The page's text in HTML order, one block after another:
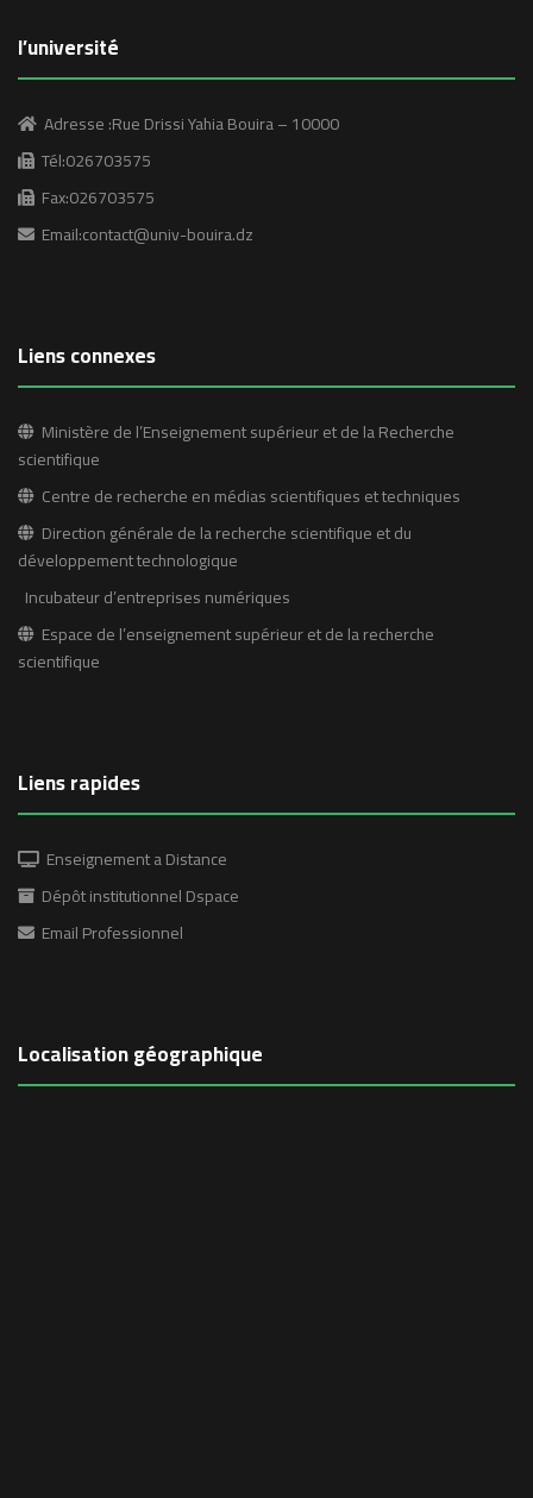
l’université
Adresse :Rue Drissi Yahia Bouira – 10000
Tél:026703575
Fax:026703575
Email:contact@univ-bouira.dz
Liens connexes
Ministère de l’Enseignement supérieur et de la Recherche
scientifique
Centre de recherche en médias scientifiques et techniques
Direction générale de la recherche scientifique et du
développement technologique
Incubateur d’entreprises numériques
Espace de l’enseignement supérieur et de la recherche
scientifique
Liens rapides
Enseignement a Distance
Dépôt institutionnel Dspace
Email Professionnel
Localisation géographique